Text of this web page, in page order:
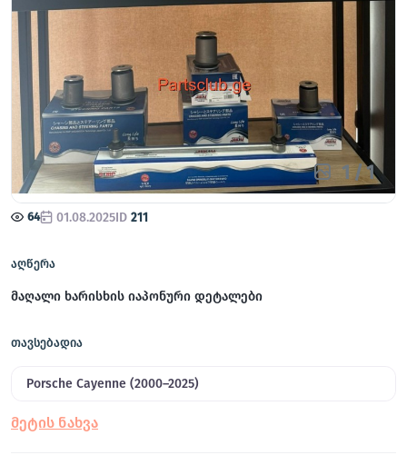
1 /1
64 01.08.2025ID 211
აღწერა
მაღალი ხარისხის იაპონური დეტალები
თავსებადია
Porsche Cayenne (2000–2025)